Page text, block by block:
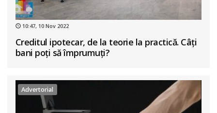
10:47, 10 Nov 2022
Creditul ipotecar, de la teorie la practică. Câți
bani poți să împrumuți?
Advertorial